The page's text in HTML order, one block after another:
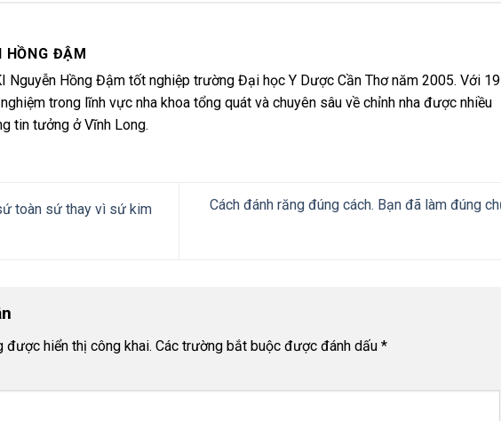
HỒNG ĐẬM
Nguyễn Hồng Đậm tốt nghiệp trường Đại học Y Dược Cần Thơ năm 2005. Với 19
trong lĩnh vực nha khoa tổng quát và chuyên sâu về chỉnh nha được nhiều
tin tưởng ở Vĩnh Long.
toàn sứ thay vì sứ kim
Cách đánh răng đúng cách. Bạn đã làm đúng
được hiển thị công khai. Các trường bắt buộc được đánh dấu *